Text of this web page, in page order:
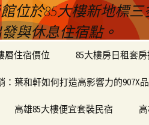
位於85大樓新地標
與休息住宿點。
層住宿價位 85大樓房日租套
：葉和軒如何打造高影響力的907X
高雄85大樓便宜套裝民宿